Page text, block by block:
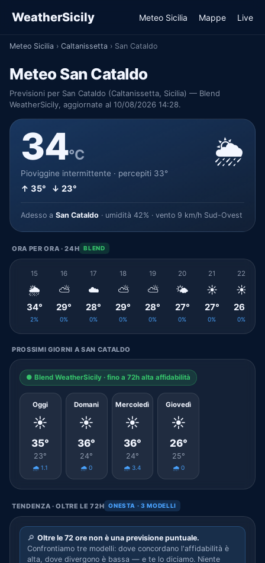
WeatherSicily Meteo Sicilia Mappe Live
Meteo Sicilia › Caltanissetta › San Cataldo
Meteo San Cataldo
Previsioni per San Cataldo (Caltanissetta, Sicilia) — Blend
WeatherSicily, aggiornate al 10/08/2026 14:28.
34°C
Pioviggine intermittente · percepiti 33°
↑ 35° ↓ 23°
🌦️
Adesso a San Cataldo · umidità 42% · vento 9 km/h Sud-Ovest
ORA PER ORA · 24H BLEND
15
🌦️
34°
2%
16
⛅
29°
0%
17
☁️
28°
0%
18
⛅
29°
0%
19
⛅
28°
0%
20
🌤️
27°
0%
21
☀️
27°
0%
22
☀️
26°
0%
PROSSIMI GIORNI A SAN CATALDO
● Blend WeatherSicily · fino a 72h alta affidabilità
Oggi
☀️
35°
23°
🌧️ 1.1
Domani
☀️
36°
24°
🌧️ 0
Mercoledì
☀️
36°
24°
🌧️ 3.4
Giovedì
☀️
26°
25°
🌧️ 0
TENDENZA · OLTRE LE 72H ONESTA · 3 MODELLI
🔎 Oltre le 72 ore non è una previsione puntuale.
Confrontiamo tre modelli: dove concordano l'affidabilità è
alta, dove divergono è bassa — e te lo diciamo. Niente